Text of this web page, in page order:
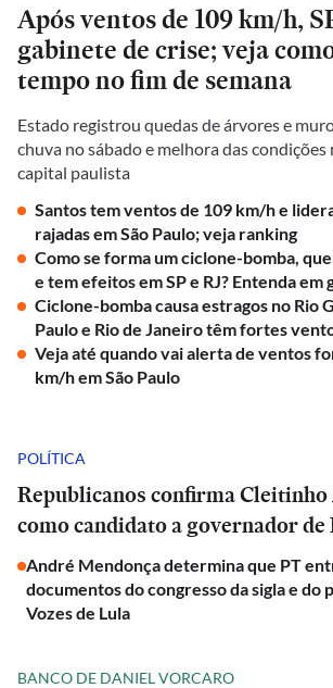
Após ventos de 109 km/h,
gabinete de crise; veja
tempo no fim de semana
Estado registrou quedas de árvores e
chuva no sábado e melhora das
capital paulista
Santos tem ventos de 109 km/h e
rajadas em São Paulo; veja ranking
Como se forma um ciclone-bomba,
e tem efeitos em SP e RJ? Entenda em
Ciclone-bomba causa estragos no Rio
Paulo e Rio de Janeiro têm fortes
Veja até quando vai alerta de ventos
km/h em São Paulo
POLÍTICA
Republicanos confirma Cleitinho
como candidato a governador de
André Mendonça determina que PT
documentos do congresso da sigla e do
Vozes de Lula
BANCO DE DANIEL VORCARO